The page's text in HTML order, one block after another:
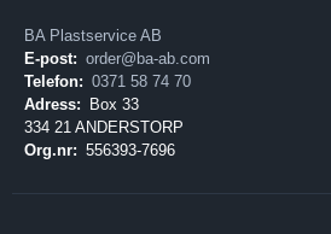
BA Plastservice AB
E-post: order@ba-ab.com
Telefon: 0371 58 74 70
Adress: Box 33
334 21 ANDERSTORP
Org.nr: 556393-7696